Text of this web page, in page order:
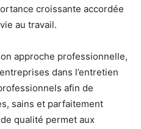
croissante accordée
au travail.
approche professionnelle,
dans l’entretien
afin de
sains et parfaitement
qualité permet aux